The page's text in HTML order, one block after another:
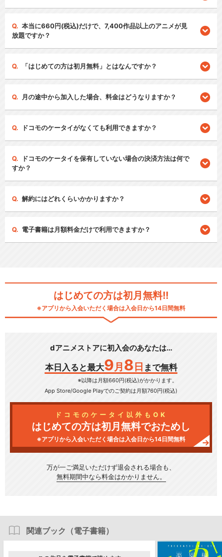
本当に660円(税込)だけで、7,400作品以上のアニメが見
放題ですか？
「はじめての方は初月無料」とはなんですか？
月の途中から加入した場合、料金はどうなりますか？
ドコモのケータイがなくても利用できますか？
ドコモのケータイを保有していない場合の決済方法は何で
すか？
解約にはどれくらいかかりますか？
電子書籍は月額料金だけで利用できますか？
はじめての方は初月無料!!
※アプリから入会いただく場合は入会日から14日間無料
dアニメストアに初入会のあなたは…
本日入ると最大9 月 8 日 まで無料
※以降は月額660円(税込)がかかります。
App Store/Google Playでのご契約は月額760円(税込)
ドコモのケータイ以外もOK
はじめての方は初月無料でおためし
※アプリから入会いただく場合は入会日から14日間無料
万が一ご満足いただけず退会される場合も、
無料期間中なら料金はかかりません。
関連ブック（電子書籍）